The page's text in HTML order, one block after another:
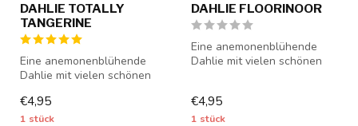
DAHLIE TOTALLY
TANGERINE
Eine anemonenblühende
Dahlie mit vielen schönen
Dahli...
€4,95
1 stück
DAHLIE FLOORINOOR
Eine anemonenblühende
Dahlie mit vielen schönen
€4,95
1 stück